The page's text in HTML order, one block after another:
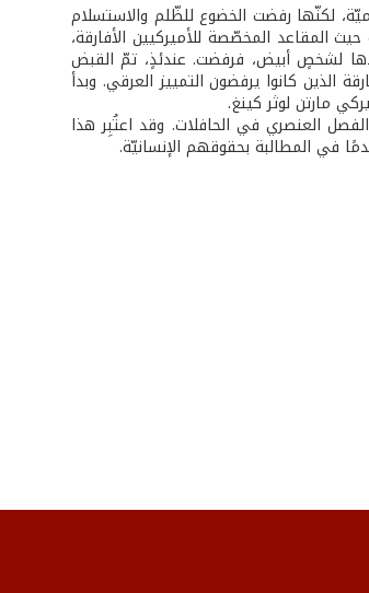
لكنّها رفضت الخضوع للظّلم والاستسلام
المقاعد المخصّصة للأميركيين الأفارقة،
لشخصٍ أبيض، فرفضت. عندئذٍ، تمّ القبض
الذين كانوا يرفضون التمييز العرقي. وبدأ
مارتن لوثر كينغ.
العنصري في الحافلات. وقد اعتُبِر هذا
في المطالبة بحقوقهم الإنسانيّة.